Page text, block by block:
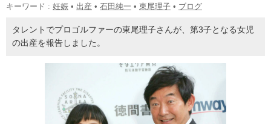
キーワード : 妊娠 • 出産 • 石田純一 • 東尾理子 • ブログ
タレントでプロゴルファーの東尾理子さんが、第3子となる女児
の出産を報告しました。